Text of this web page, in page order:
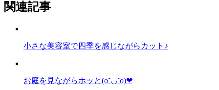
関連記事
小さな美容室で四季を感じながらカット♪
お庭を見ながらホッと(o˘◡˘o)❤︎